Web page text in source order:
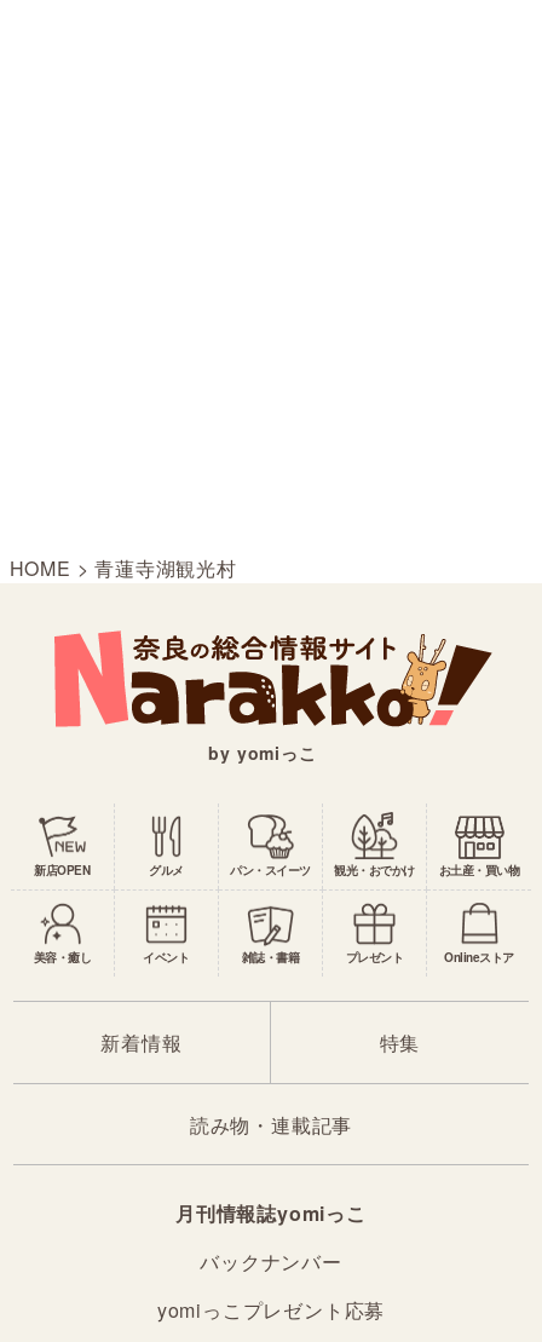
HOME >青蓮寺湖観光村
by yomiっこ
新店OPEN グルメ パン・スイーツ 観光・おでかけ お土産・買い物
美容・癒し イベント 雑誌・書籍 プレゼント Onlineストア
新着情報 特集
読み物・連載記事
月刊情報誌yomiっこ
バックナンバー
yomiっこプレゼント応募